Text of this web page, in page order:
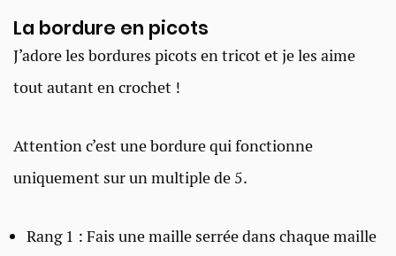
La bordure en picots
J’adore les bordures picots en tricot et je les aime
tout autant en crochet !
Attention c’est une bordure qui fonctionne
uniquement sur un multiple de 5.
Rang 1 : Fais une maille serrée dans chaque maille